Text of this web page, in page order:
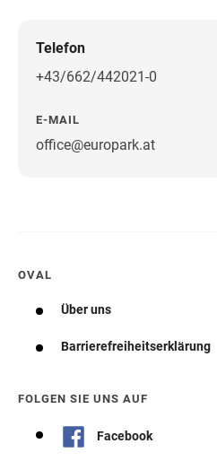
Telefon
+43/662/442021-0
E-MAIL
office@europark.at
OVAL
Über uns
Barrierefreiheitserklärung
FOLGEN SIE UNS AUF
Facebook